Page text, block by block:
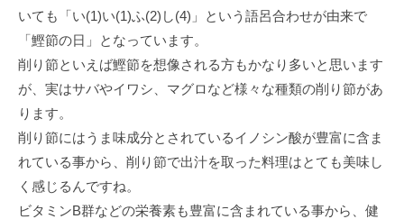
いても「い(1)い(1)ふ(2)し(4)」という語呂合わせが由来で
「鰹節の日」となっています。
削り節といえば鰹節を想像される方もかなり多いと思います
が、実はサバやイワシ、マグロなど様々な種類の削り節があ
ります。
削り節にはうま味成分とされているイノシン酸が豊富に含ま
れている事から、削り節で出汁を取った料理はとても美味し
く感じるんですね。
ビタミンB群などの栄養素も豊富に含まれている事から、健